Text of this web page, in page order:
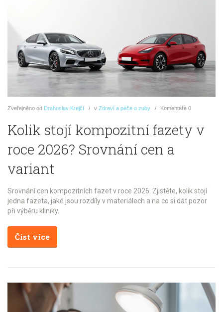
Zveřejněno od Drahoslav Krejčí v Zdraví a péče o zuby Komentáře 0
Kolik stojí kompozitní fazety v
roce 2026? Srovnání cen a
variant
Srovnání cen kompozitních fazet v roce 2026. Zjistěte, kolik stojí
jedna fazeta, jaké jsou rozdíly v materiálech a na co si dát pozor
při výběru kliniky.
Číst více